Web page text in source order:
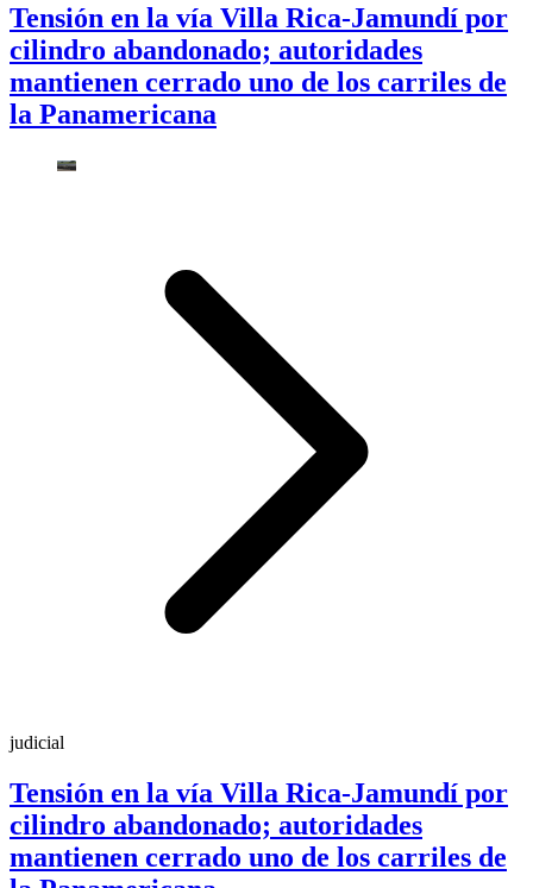
Tensión en la vía Villa Rica-Jamundí por
cilindro abandonado; autoridades
mantienen cerrado uno de los carriles de
la Panamericana
judicial
Tensión en la vía Villa Rica-Jamundí por
cilindro abandonado; autoridades
mantienen cerrado uno de los carriles de